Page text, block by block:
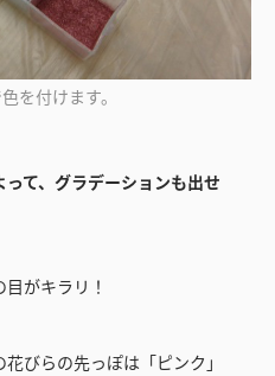
を付けます。
って、グラデーションも出せ
がキラリ！
びらの先っぽは「ピンク」